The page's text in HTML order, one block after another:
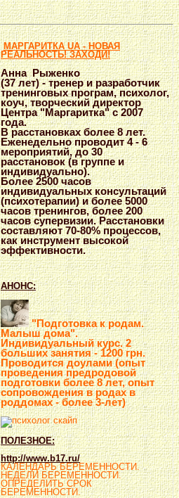
МАРГАРИТКА UA - НОВАЯ
РЕАЛЬНОСТЬ! ЗАХОДИ!
Анна Рыженко
(37 лет) -тренер и разработчик
тренинговых програм, психолог,
коуч, творческий директор
Центра "Маргаритка" с 2007
года.
В расстановках более 8 лет.
Еженедельно проводит 4 - 6
мероприятий, до 30
расстановок (в группе и
индивидуально).
Более 2500 часов
индивидуальных консультаций
(психотерапии) и более 5000
часов тренингов, более 200
часов супервизии. Расстановки
составляют 70-80% процессов,
как инструмент высокой
эффективности.
АНОНС:
"Подготовка к родам.
Малыш дома".
Индивидуальный курс. 2
больших занятия - 1200 грн.
Проводится доулами (опыт
проведения предродовой
подготовки более 8 лет, опыт
сопровождения в родах в
роддомах - более 3-лет)
ПОЛЕЗНОЕ:
http://www.b17.ru/
КАЛЕНДАРЬ БЕРЕМЕННОСТИ.
НЕДЕЛИ БЕРЕМЕННОСТИ.
ОПРЕДЕЛИТЬ СРОК
БЕРЕМЕННОСТИ.